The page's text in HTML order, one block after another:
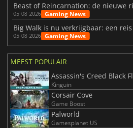
05-08-2026 Gaming News
05-08-2026 Gaming News
MEEST POPULAIR
Assassin's Creed Black
Kinguin
Corsair Cove
Game Boost
Palworld
Gamesplanet US